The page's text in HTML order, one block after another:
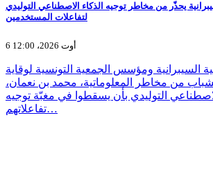
يحذّر من مخاطر توجيه الذكاء الاصطناعي التوليدي
لتفاعلات المستخدمين
6 أوت 2026، 12:00
السيبرانية ومؤسس الجمعية التونسية لوقاية
من مخاطر المعلوماتية، محمد بن نعمان،
التوليدي بأن يسقطوا في مغبّة توجيه
تفاعلاتهم…